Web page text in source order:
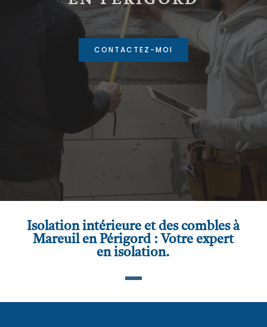
CONTACTEZ-MOI
Isolation intérieure et des combles à
Mareuil en Périgord : Votre expert
en isolation.